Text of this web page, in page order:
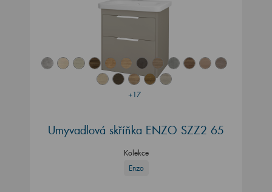
+17
Umyvadlová skříňka ENZO SZZ2 65
Kolekce
Enzo